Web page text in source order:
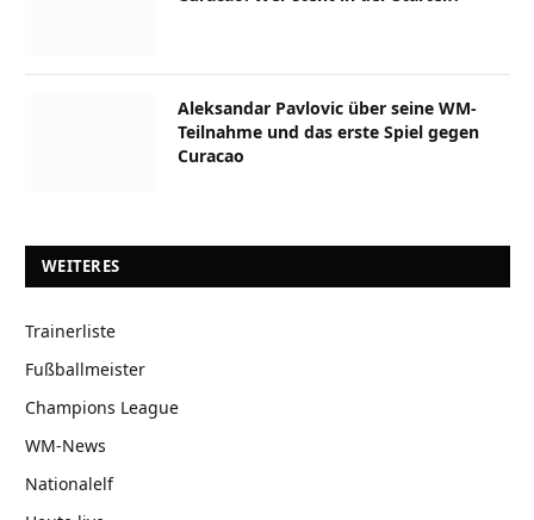
Aleksandar Pavlovic über seine WM-
Teilnahme und das erste Spiel gegen
Curacao
WEITERES
Trainerliste
Fußballmeister
Champions League
WM-News
Nationalelf